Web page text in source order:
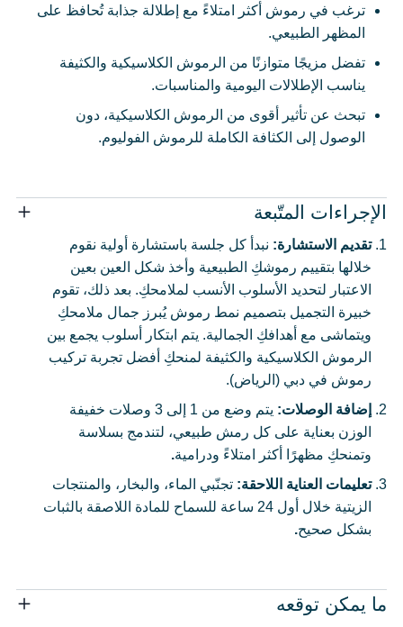
ترغب في رموش أكثر امتلاءً مع إطلالة جذابة تُحافظ على
المظهر الطبيعي.
تفضل مزيجًا متوازنًا من الرموش الكلاسيكية والكثيفة
يناسب الإطلالات اليومية والمناسبات.
تبحث عن تأثير أقوى من الرموش الكلاسيكية، دون
الوصول إلى الكثافة الكاملة للرموش الفوليوم.
الإجراءات المتّبعة
تقديم الاستشارة: نبدأ كل جلسة باستشارة أولية نقوم
خلالها بتقييم رموشكِ الطبيعية وأخذ شكل العين بعين
الاعتبار لتحديد الأسلوب الأنسب لملامحكِ. بعد ذلك، تقوم
خبيرة التجميل بتصميم نمط رموش يُبرز جمال ملامحكِ
ويتماشى مع أهدافكِ الجمالية. يتم ابتكار أسلوب يجمع بين
الرموش الكلاسيكية والكثيفة لمنحكِ أفضل تجربة تركيب
رموش في دبي (الرياض).
إضافة الوصلات:
يتم وضع من 1 إلى 3 وصلات خفيفة
الوزن بعناية على كل رمش طبيعي، لتندمج بسلاسة
وتمنحكِ مظهرًا أكثر امتلاءً ودرامية.
تعليمات العناية اللاحقة:تجنّبي الماء، والبخار، والمنتجات
الزيتية خلال أول 24 ساعة للسماح للمادة اللاصقة بالثبات
بشكل صحيح.
ما يمكن توقعه